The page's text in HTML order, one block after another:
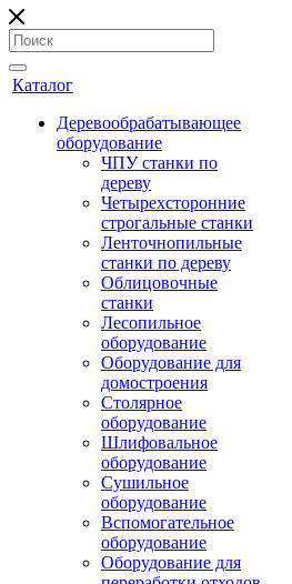
Каталог
Деревообрабатывающее
оборудование
ЧПУ станки по
дереву
Четырехсторонние
строгальные станки
Ленточнопильные
станки по дереву
Облицовочные
станки
Лесопильное
оборудование
Оборудование для
домостроения
Столярное
оборудование
Шлифовальное
оборудование
Сушильное
оборудование
Вспомогательное
оборудование
Оборудование для